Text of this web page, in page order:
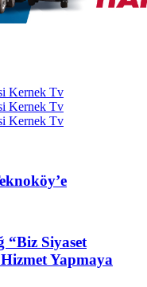
Kernek Tv
Kernek Tv
Kernek Tv
“Biz Siyaset
Yapmaya